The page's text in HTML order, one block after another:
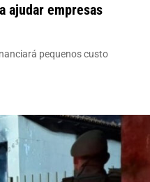
ajudar empresas
pequenos custo